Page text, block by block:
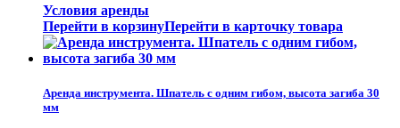
Условия аренды
Перейти в корзинуПерейти в карточку товара
Аренда инструмента. Шпатель с одним гибом, высота загиба 30
мм